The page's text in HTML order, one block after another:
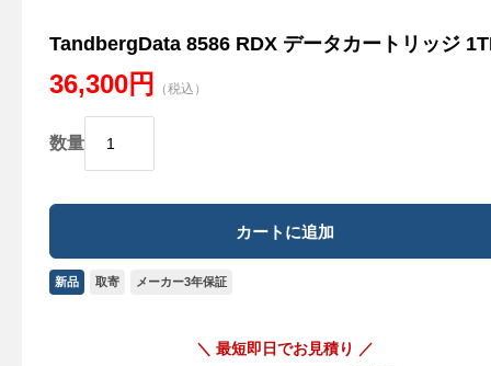
TandbergData 8586 RDX データカートリッジ
36,300円 （税込）
数量
新品 取寄 メーカー3年保証
＼ 最短即日でお見積り ／